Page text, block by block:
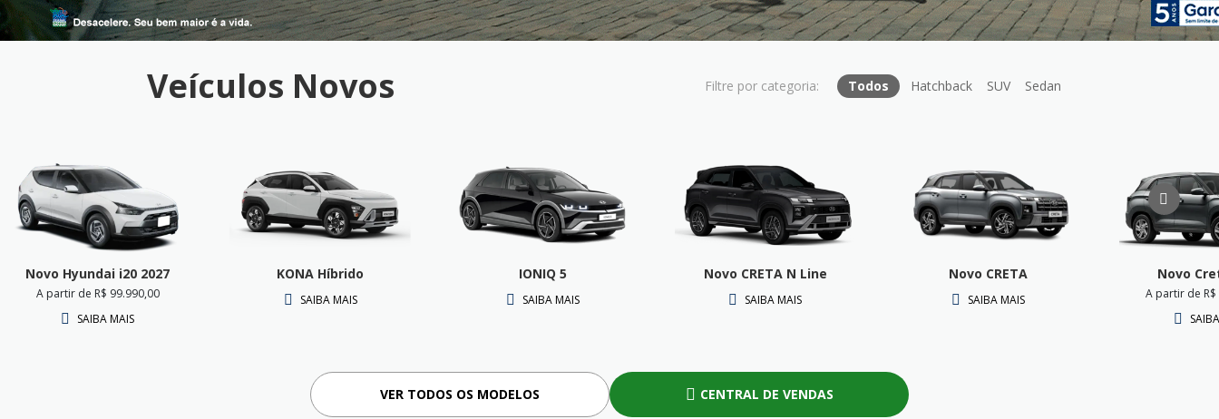
Veículos Novos Todos Hatchback SUV Sedan
Novo Hyundai i20 2027
A partir de R$ 99.990,00
SAIBA MAIS
KONA Híbrido
SAIBA MAIS
IONIQ 5
SAIBA MAIS
Novo CRETA N Line
SAIBA MAIS
Novo CRETA
SAIBA MAIS
Novo
A partir de
VER TODOS OS MODELOS CENTRAL DE VENDAS